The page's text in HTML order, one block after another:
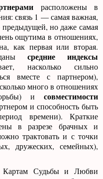
расположены в
связь 1 — самая важная,
но даже самая
ощутима в отношениях,
как первая или вторая.
данысредние индексы
насколько сильно
вместе с партнером),
много в отношениях
и совместимости
и способность быть
времени). Краткие
в разрезе брачных и
трактовать и с точки
дружеских, семейных),
Картам Судьбы и Любви